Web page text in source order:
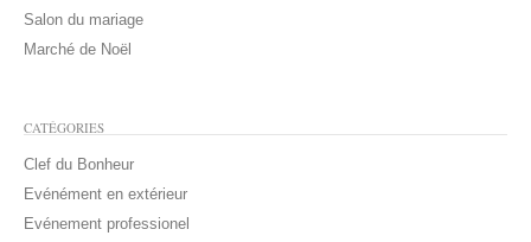
Salon du mariage
Marché de Noël
CATÉGORIES
Clef du Bonheur
Evénément en extérieur
Evénement professionel